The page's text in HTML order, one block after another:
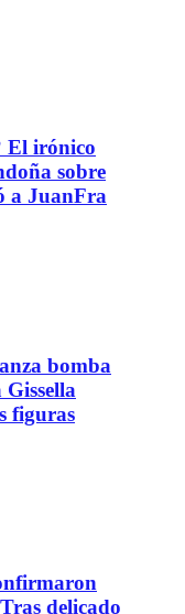
El irónico
sobre
a JuanFra
bomba
figuras
delicado